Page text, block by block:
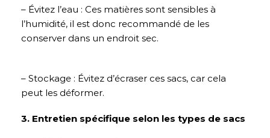
– Évitez l’eau : Ces matières sont sensibles à
l’humidité, il est donc recommandé de les
conserver dans un endroit sec.
– Stockage : Évitez d’écraser ces sacs, car cela
peut les déformer.
3. Entretien spécifique selon les types de sacs